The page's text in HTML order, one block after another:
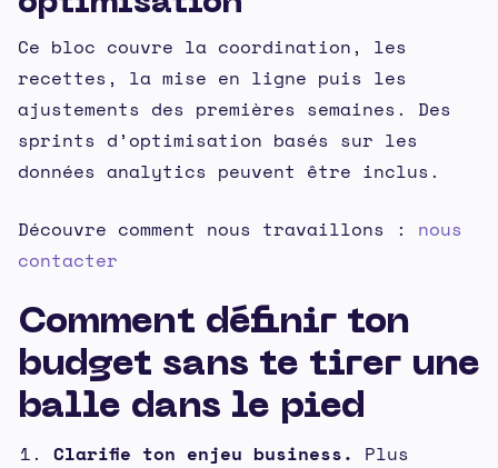
Ce bloc couvre la coordination, les
recettes, la mise en ligne puis les
ajustements des premières semaines. Des
sprints d’optimisation basés sur les
données analytics peuvent être inclus.
Découvre comment nous travaillons : nous
contacter
Comment définir ton
budget sans te tirer une
balle dans le pied
Clarifie ton enjeu business. Plus